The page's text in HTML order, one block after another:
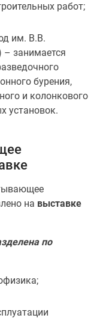
работ;
им. В.В.
– занимается
бурения,
и колонкового
установок.
на выставке
по